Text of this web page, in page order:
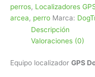
X30-
T
cantidad
perros, Localizadores
arcea, perro Marca:
Descripción
Valoraciones (0)
Equipo localizador GPS